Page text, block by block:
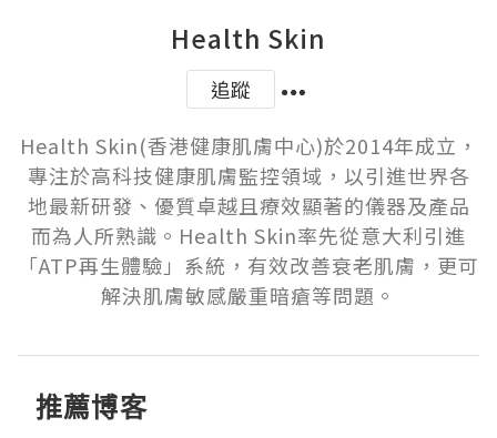
Health Skin
追蹤
Health Skin(香港健康肌膚中心)於2014年成立，
專注於高科技健康肌膚監控領域，以引進世界各
地最新研發、優質卓越且療效顯著的儀器及產品
而為人所熟識。Health Skin率先從意大利引進
「ATP再生體驗」系統，有效改善衰老肌膚，更可
推薦博客